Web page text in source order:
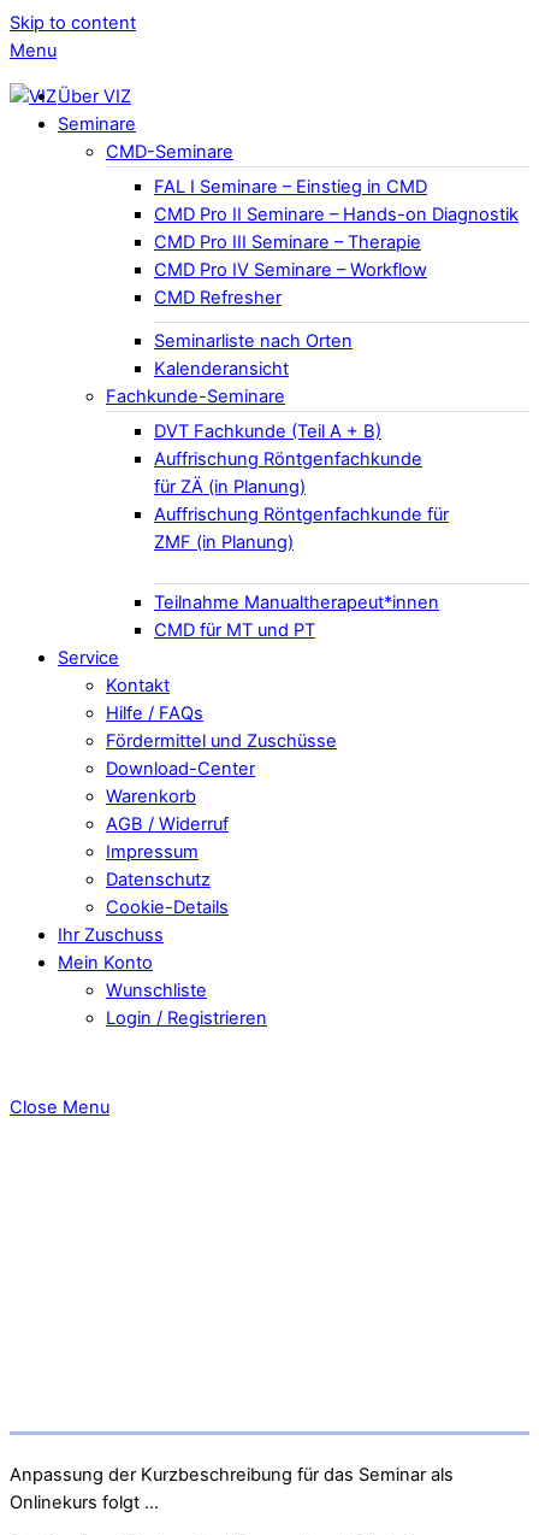
Skip to content
Menu
Über VIZ
Seminare
CMD-Seminare
FAL I Seminare – Einstieg in CMD
CMD Pro II Seminare – Hands-on Diagnostik
CMD Pro III Seminare – Therapie
CMD Pro IV Seminare – Workflow
CMD Refresher
Seminarliste nach Orten
Kalenderansicht
Fachkunde-Seminare
DVT Fachkunde (Teil A + B)
Auffrischung Röntgenfachkunde
für ZÄ (in Planung)
Auffrischung Röntgenfachkunde für
ZMF (in Planung)
Teilnahme Manualtherapeut*innen
CMD für MT und PT
Service
Kontakt
Hilfe / FAQs
Fördermittel und Zuschüsse
Download-Center
Warenkorb
AGB / Widerruf
Impressum
Datenschutz
Cookie-Details
Ihr Zuschuss
Mein Konto
Wunschliste
Login / Registrieren
Close Menu
Anpassung der Kurzbeschreibung für das Seminar als
Onlinekurs folgt …